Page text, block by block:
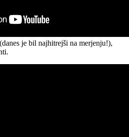
je bil najhitrejši na merjenju!),